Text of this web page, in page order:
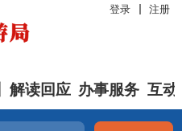
登录 注册
解读回应 办事服务 互动